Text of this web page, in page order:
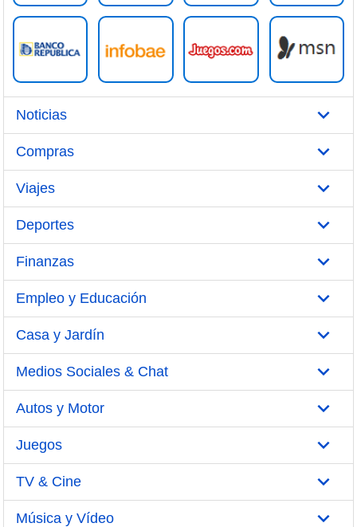
Noticias
Compras
Viajes
Deportes
Finanzas
Empleo y Educación
Casa y Jardín
Medios Sociales & Chat
Autos y Motor
Juegos
TV & Cine
Música y Vídeo